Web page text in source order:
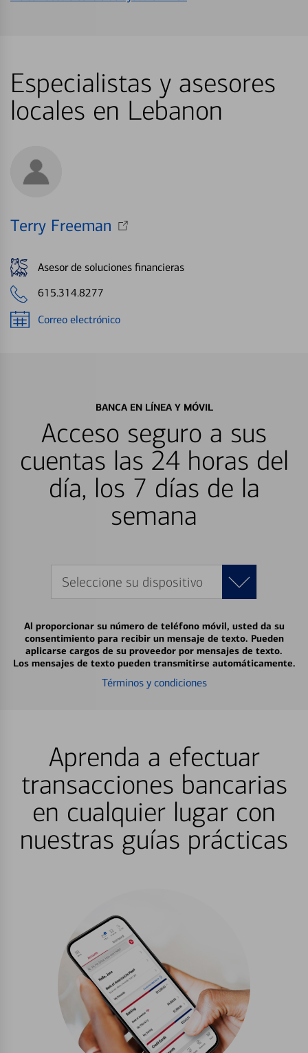
Especialistas y asesores
locales en Lebanon
Terry Freeman
Asesor de soluciones financieras
615.314.8277
Correo electrónico
BANCA EN LÍNEA Y MÓVIL
Acceso seguro a sus
cuentas las 24 horas del
día, los 7 días de la
semana
Seleccione su dispositivo
Al proporcionar su número de teléfono móvil, usted da su
consentimiento para recibir un mensaje de texto. Pueden
aplicarse cargos de su proveedor por mensajes de texto.
Los mensajes de texto pueden transmitirse automáticamente.
Términos y condiciones
Aprenda a efectuar
transacciones bancarias
en cualquier lugar con
nuestras guías prácticas